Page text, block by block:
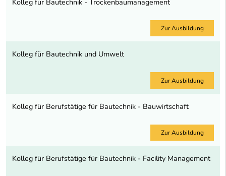
Kolleg für Bautechnik - Trockenbaumanagement
Zur Ausbildung
Kolleg für Bautechnik und Umwelt
Zur Ausbildung
Kolleg für Berufstätige für Bautechnik - Bauwirtschaft
Zur Ausbildung
Kolleg für Berufstätige für Bautechnik - Facility Management